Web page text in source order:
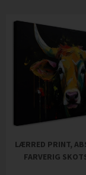
LÆRRED PRINT,
FARVERIG